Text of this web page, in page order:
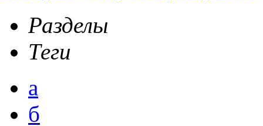
Разделы
Теги
а
б